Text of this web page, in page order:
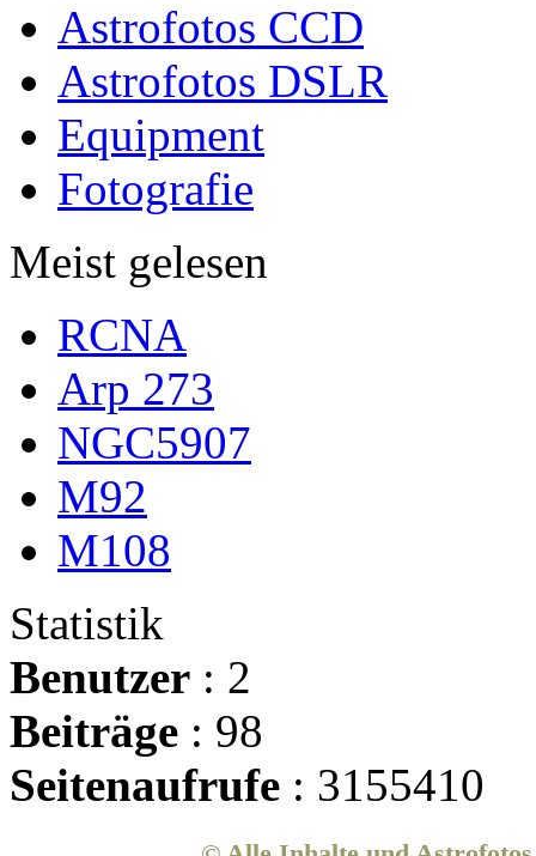
Astrofotos CCD
Astrofotos DSLR
Equipment
Fotografie
Meist gelesen
RCNA
Arp 273
NGC5907
M92
M108
Statistik
Benutzer : 2
Beiträge : 98
Seitenaufrufe : 3155410